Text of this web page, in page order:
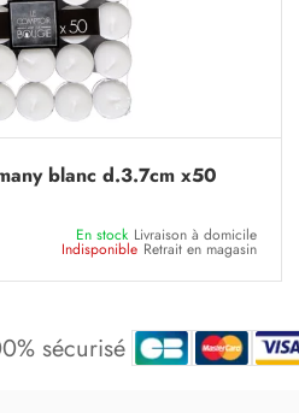
blanc d.3.7cm x50
En stock Livraison à domicile
Indisponible Retrait en magasin
sécurisé